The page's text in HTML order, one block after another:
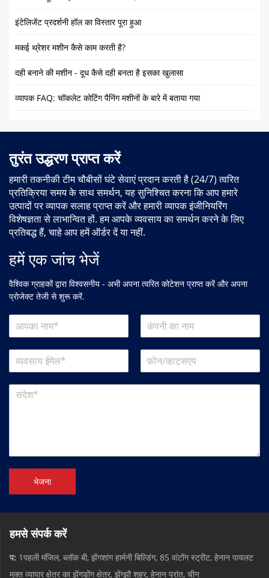
इंटेलिजेंट प्रदर्शनी हॉल का विस्तार पूरा हुआ
मकई थ्रेशर मशीन कैसे काम करती है?
दही बनाने की मशीन - दूध कैसे दही बनता है इसका खुलासा
व्यापक FAQ: चॉकलेट कोटिंग पैनिंग मशीनों के बारे में बताया गया
तुरंत उद्धरण प्राप्त करें
हमारी तकनीकी टीम चौबीसों घंटे सेवाएं प्रदान करती है (24/7) त्वरित
प्रतिक्रिया समय के साथ समर्थन, यह सुनिश्चित करना कि आप हमारे
उत्पादों पर व्यापक सलाह प्राप्त करें और हमारी व्यापक इंजीनियरिंग
विशेषज्ञता से लाभान्वित हों. हम आपके व्यवसाय का समर्थन करने के लिए
प्रतिबद्ध हैं, चाहे आप हमें ऑर्डर दें या नहीं.
हमें एक जांच भेजें
वैश्विक ग्राहकों द्वारा विश्वसनीय - अभी अपना त्वरित कोटेशन प्राप्त करें और अपना
प्रोजेक्ट तेजी से शुरू करें.
भेजना
हमसे संपर्क करें
प: 1पहली मंजिल, ब्लॉक बी, झेंगशांग हार्मनी बिल्डिंग, 85 वांटोंग स्ट्रीट, हेनान पायलट
मुक्त व्यापार क्षेत्र का झेंगडोंग क्षेत्र, झेंग्झौ शहर, हेनान प्रांत, चीन